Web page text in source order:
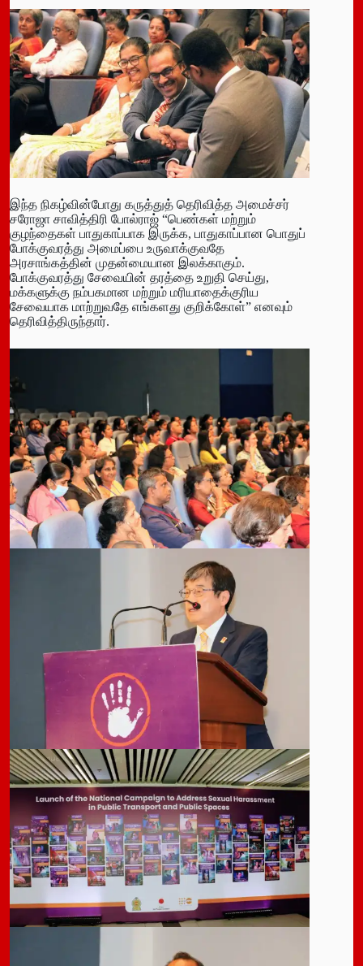
இந்த நிகழ்வின்போது கருத்துத் தெரிவித்த அமைச்சர்
சரோஜா சாவித்திரி போல்ராஜ் “பெண்கள் மற்றும்
குழந்தைகள் பாதுகாப்பாக இருக்க, பாதுகாப்பான பொதுப்
போக்குவரத்து அமைப்பை உருவாக்குவதே
அரசாங்கத்தின் முதன்மையான இலக்காகும்.
போக்குவரத்து சேவையின் தரத்தை உறுதி செய்து,
மக்களுக்கு நம்பகமான மற்றும் மரியாதைக்குரிய
சேவையாக மாற்றுவதே எங்களது குறிக்கோள்” எனவும்
தெரிவித்திருந்தார்.